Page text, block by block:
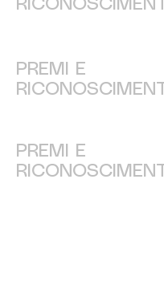
RICONOSCIMENTI
PREMI E
RICONOSCIMENTI
PREMI E
RICONOSCIMENTI